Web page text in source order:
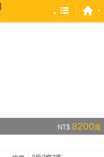
依建物坪數 大 → 小
依土地坪數 大 → 小
NT$ 8200萬